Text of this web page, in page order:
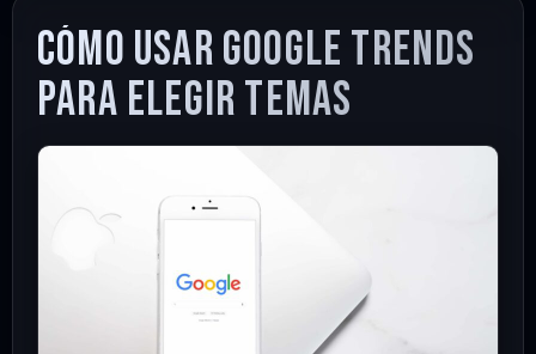
Cómo usar Google Trends
para elegir temas